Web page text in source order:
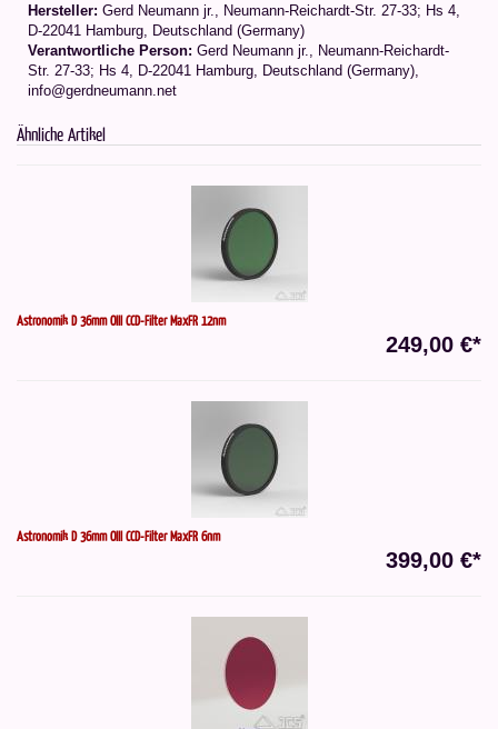
Hersteller: Gerd Neumann jr., Neumann-Reichardt-Str. 27-33; Hs 4,
D-22041 Hamburg, Deutschland (Germany)
Verantwortliche Person: Gerd Neumann jr., Neumann-Reichardt-
Str. 27-33; Hs 4, D-22041 Hamburg, Deutschland (Germany),
info@gerdneumann.net
Ähnliche Artikel
Astronomik D 36mm OIII CCD-Filter MaxFR 12nm
249,00 €*
Astronomik D 36mm OIII CCD-Filter MaxFR 6nm
399,00 €*